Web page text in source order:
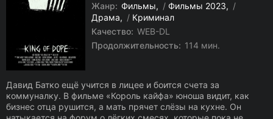
Жанр: Фильмы / Фильмы 2023
/
Драма
/ Криминал
Качество: WEB-DL
Продолжительность: 114 мин.
Давид Батко ещё учится в лицее и боится счета за
коммуналку. В фильме «Король кайфа» юноша видит, как
бизнес отца рушится, а мать прячет слёзы на кухне. Он